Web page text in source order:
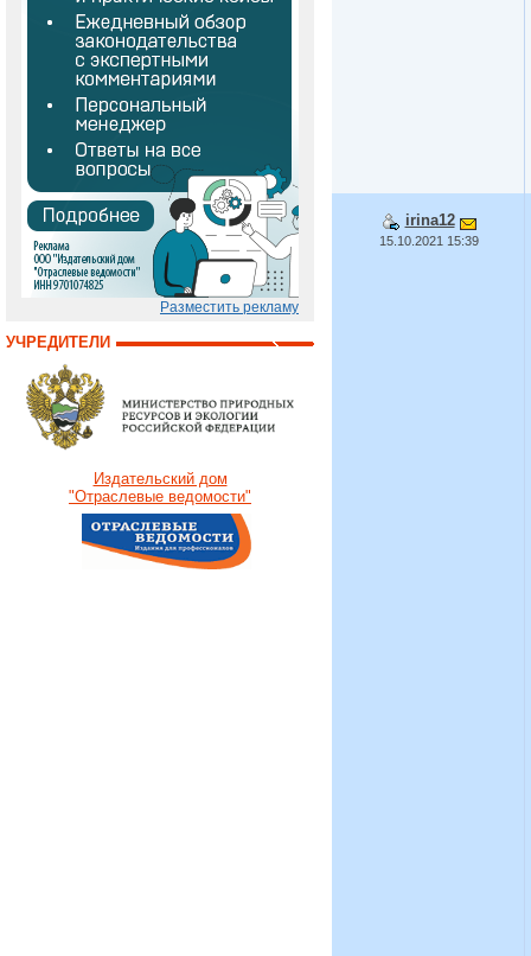
Разместить рекламу
УЧРЕДИТЕЛИ
Издательский дом
"Отраслевые ведомости"
irina12
15.10.2021 15:39